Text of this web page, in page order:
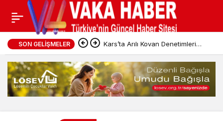
SON GELIŞMELER Kars’ta Arılı Kovan Denetimleri
Sürüyor